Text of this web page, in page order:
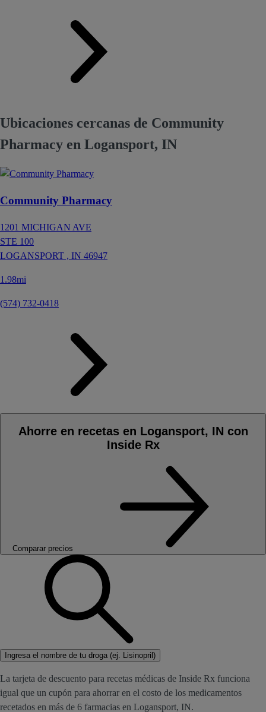
Ubicaciones cercanas de Community
Pharmacy en Logansport, IN
Community Pharmacy
1201 MICHIGAN AVE
STE 100
LOGANSPORT , IN 46947
1.98mi
(574) 732-0418
Ahorre en recetas en Logansport, IN con
Inside Rx
Comparar precios
Ingresa el nombre de tu droga (ej. Lisinopril)
La tarjeta de descuento para recetas médicas de Inside Rx funciona
igual que un cupón para ahorrar en el costo de los medicamentos
recetados en más de 6 farmacias en Logansport, IN.